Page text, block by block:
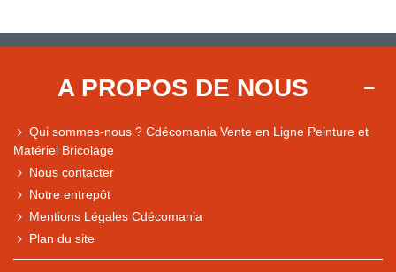
A PROPOS DE NOUS
Qui sommes-nous ? Cdécomania Vente en Ligne Peinture et
Matériel Bricolage
Nous contacter
Notre entrepôt
Mentions Légales Cdécomania
Plan du site